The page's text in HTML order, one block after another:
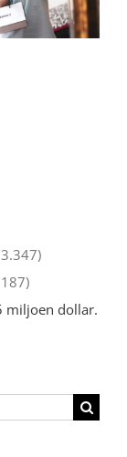
in het ruw?
miljoen dollar.